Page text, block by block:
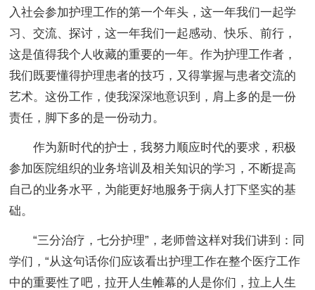
入社会参加护理工作的第一个年头，这一年我们一起学
习、交流、探讨，这一年我们一起感动、快乐、前行，
这是值得我个人收藏的重要的一年。作为护理工作者，
我们既要懂得护理患者的技巧，又得掌握与患者交流的
艺术。这份工作，使我深深地意识到，肩上多的是一份
责任，脚下多的是一份动力。
作为新时代的护士，我努力顺应时代的要求，积极
参加医院组织的业务培训及相关知识的学习，不断提高
自己的业务水平，为能更好地服务于病人打下坚实的基
础。
“三分治疗，七分护理”，老师曾这样对我们讲到：同
学们，“从这句话你们应该看出护理工作在整个医疗工作
中的重要性了吧，拉开人生帷幕的人是你们，拉上人生